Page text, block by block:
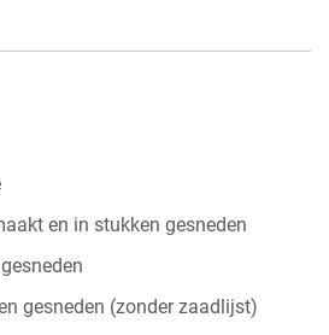
en in stukken gesneden
gesneden (zonder zaadlijst)